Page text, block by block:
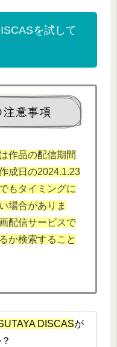
を試して
意事項
作品の配信期間
成日の2024.1.23
もタイミングに
場合がありま
配信サービスで
か検索すること
DISCASが